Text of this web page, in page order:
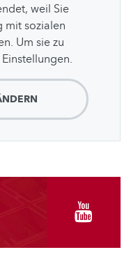
weil Sie
mit sozialen
Um sie zu